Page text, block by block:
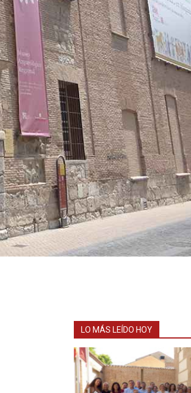
LO MÁS LEÍDO HOY